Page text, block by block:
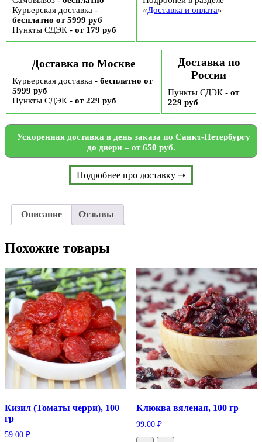
Курьерская доставка -
бесплатно от 5999 руб
Пункты СДЭК - от 179 руб
«Доставка и оплата»
Доставка по Москве
Курьерская доставка - бесплатно от
5999 руб
Пункты СДЭК - от 229 руб
Доставка по
России
Пункты СДЭК - от
229 руб
Ускоренная доставка в день заказа по Санкт-Петербургу
до двери – от 650 руб.
Подробнее про доставку ➝
Описание Отзывы
Похожие товары
Кизил (Томаты черри), 100
гр
59.00 ₽
Клюква вяленая, 100 гр
99.00 ₽